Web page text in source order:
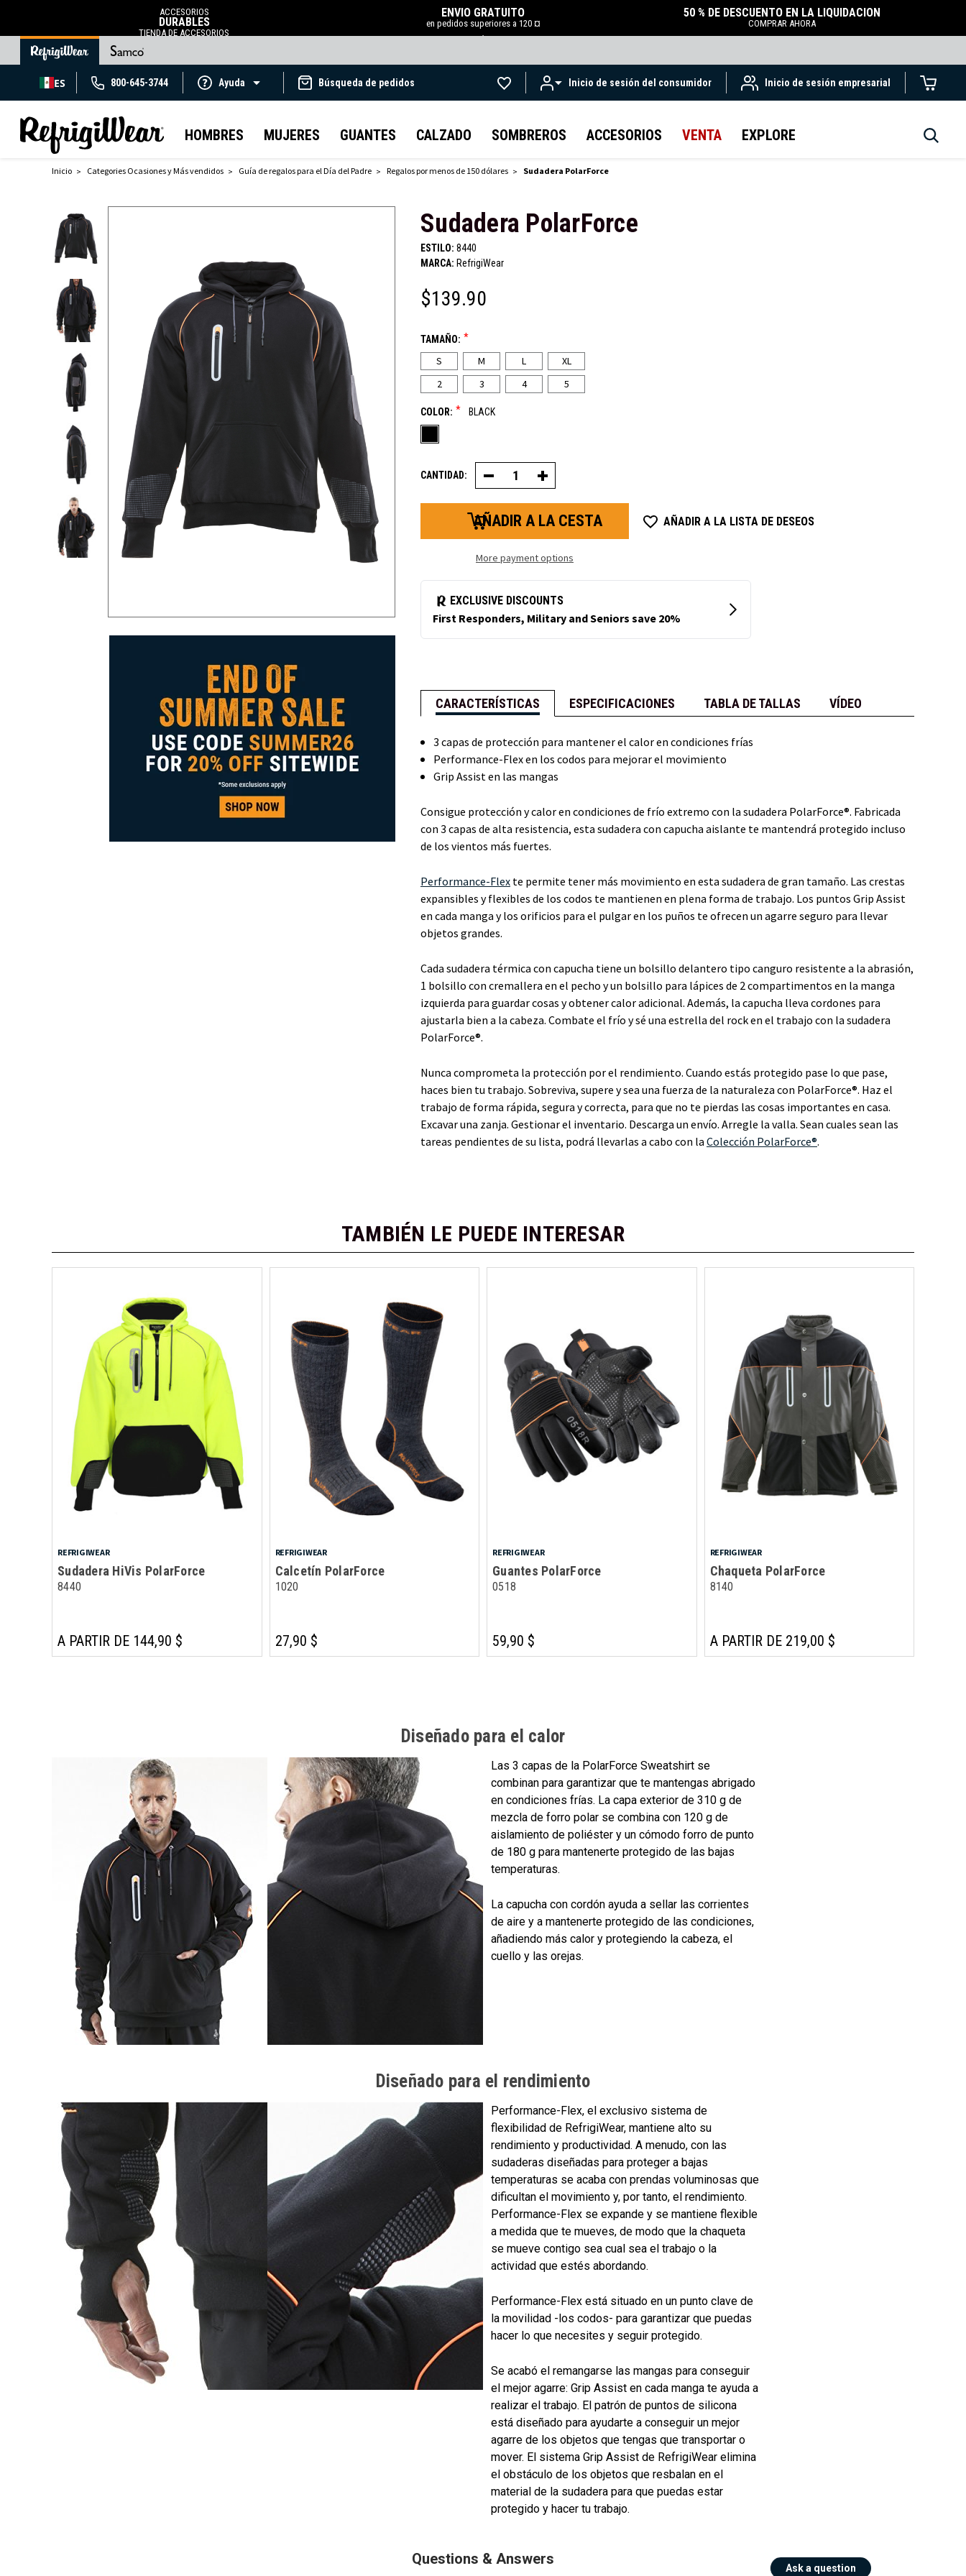
ACCESORIOS
DURABLES
TIENDA DE ACCESORIOS
ENVÍO GRATUITO
en pedidos superiores a 120 ¤
.
50 % DE DESCUENTO EN LA LIQUIDACIÓN
COMPRAR AHORA
ES 800-645-3744 Ayuda Búsqueda de pedidos Inicio de sesión del consumidor Inicio de sesión empresarial
HOMBRES MUJERES GUANTES CALZADO SOMBREROS ACCESORIOS VENTA EXPLORE
Inicio Categories Ocasiones y Más vendidos Guía de regalos para el Día del Padre Regalos por menos de 150 dólares Sudadera PolarForce
Sudadera PolarForce
ESTILO: 8440
MARCA: RefrigiWear
$139.90
TAMAÑO: *
S M L
XL
2
3 4 5
COLOR: * BLACK
CANTIDAD: Disminuir
la
cantidad
de
PolarForce®
Aumentar
la
cantidad
PolarForce®
More payment options
AÑADIR A LA LISTA DE DESEOS
CARACTERÍSTICAS ESPECIFICACIONES TABLA DE TALLAS VÍDEO
3 capas de protección para mantener el calor en condiciones frías
Performance-Flex en los codos para mejorar el movimiento
Grip Assist en las mangas
Consigue protección y calor en condiciones de frío extremo con la sudadera PolarForce®. Fabricada
con 3 capas de alta resistencia, esta sudadera con capucha aislante te mantendrá protegido incluso
de los vientos más fuertes.
Performance-Flex te permite tener más movimiento en esta sudadera de gran tamaño. Las crestas
expansibles y flexibles de los codos te mantienen en plena forma de trabajo. Los puntos Grip Assist
en cada manga y los orificios para el pulgar en los puños te ofrecen un agarre seguro para llevar
objetos grandes.
Cada sudadera térmica con capucha tiene un bolsillo delantero tipo canguro resistente a la abrasión,
1 bolsillo con cremallera en el pecho y un bolsillo para lápices de 2 compartimentos en la manga
izquierda para guardar cosas y obtener calor adicional. Además, la capucha lleva cordones para
ajustarla bien a la cabeza. Combate el frío y sé una estrella del rock en el trabajo con la sudadera
PolarForce®.
Nunca comprometa la protección por el rendimiento. Cuando estás protegido pase lo que pase,
haces bien tu trabajo. Sobreviva, supere y sea una fuerza de la naturaleza con PolarForce®. Haz el
trabajo de forma rápida, segura y correcta, para que no te pierdas las cosas importantes en casa.
Excavar una zanja. Gestionar el inventario. Descarga un envío. Arregle la valla. Sean cuales sean las
tareas pendientes de su lista, podrá llevarlas a cabo con la Colección PolarForce®.
TAMBIÉN LE PUEDE INTERESAR
REFRIGIWEAR
Sudadera HiVis PolarForce
8440
A PARTIR DE 144,90 $
REFRIGIWEAR
Calcetín PolarForce
1020
27,90 $
REFRIGIWEAR
Guantes PolarForce
0518
59,90 $
REFRIGIWEAR
Chaqueta PolarForce
8140
A PARTIR DE 219,00 $
Diseñado para el calor
Las 3 capas de la PolarForce Sweatshirt se
combinan para garantizar que te mantengas abrigado
en condiciones frías. La capa exterior de 310 g de
mezcla de forro polar se combina con 120 g de
aislamiento de poliéster y un cómodo forro de punto
de 180 g para mantenerte protegido de las bajas
temperaturas.
La capucha con cordón ayuda a sellar las corrientes
de aire y a mantenerte protegido de las condiciones,
añadiendo más calor y protegiendo la cabeza, el
cuello y las orejas.
Diseñado para el rendimiento
Performance-Flex, el exclusivo sistema de
flexibilidad de RefrigiWear, mantiene alto su
rendimiento y productividad. A menudo, con las
sudaderas diseñadas para proteger a bajas
temperaturas se acaba con prendas voluminosas que
dificultan el movimiento y, por tanto, el rendimiento.
Performance-Flex se expande y se mantiene flexible
a medida que te mueves, de modo que la chaqueta
se mueve contigo sea cual sea el trabajo o la
actividad que estés abordando.
Performance-Flex está situado en un punto clave de
la movilidad -los codos- para garantizar que puedas
hacer lo que necesites y seguir protegido.
Se acabó el remangarse las mangas para conseguir
el mejor agarre: Grip Assist en cada manga te ayuda a
realizar el trabajo. El patrón de puntos de silicona
está diseñado para ayudarte a conseguir un mejor
agarre de los objetos que tengas que transportar o
mover. El sistema Grip Assist de RefrigiWear elimina
el obstáculo de los objetos que resbalan en el
material de la sudadera para que puedas estar
protegido y hacer tu trabajo.
Questions & Answers
Ask a question